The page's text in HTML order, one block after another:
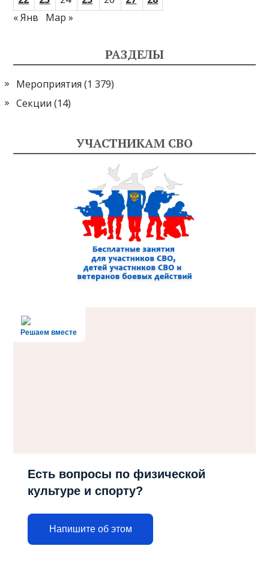
« Янв
Мар »
РАЗДЕЛЫ
Мероприятия (1 379)
Секции (14)
УЧАСТНИКАМ СВО
Решаем вместе
Есть вопросы по физической
культуре и спорту?
Напишите об этом